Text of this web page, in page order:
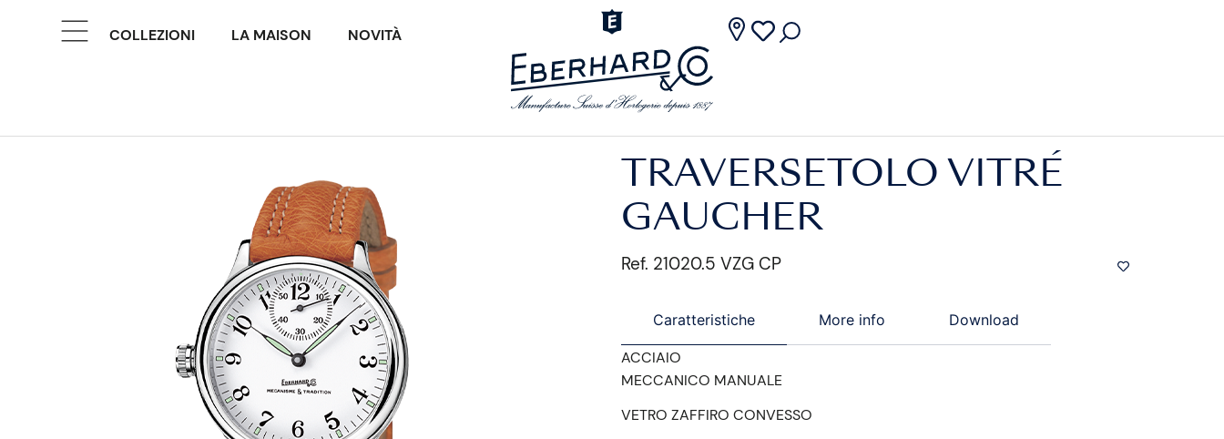
COLLEZIONI LA MAISON NOVITÀ
TRAVERSETOLO VITRÉ
GAUCHER
Ref. 21020.5 VZG CP
Caratteristiche More info Download
ACCIAIO
MECCANICO MANUALE
VETRO ZAFFIRO CONVESSO